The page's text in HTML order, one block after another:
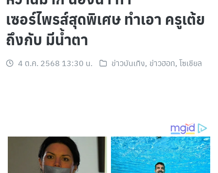
เซอร์ไพรส์สุดพิเศษ ทำเอา ครูเต้ย
ถึงกับ มีน้ำตา
4 ต.ค. 2568 13:30 น. ข่าวบันเทิง, ข่าวฮอท, โซเชียล